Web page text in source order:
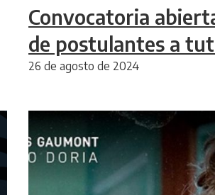
Convocatoria
de postulantes a
26 de agosto de 2024